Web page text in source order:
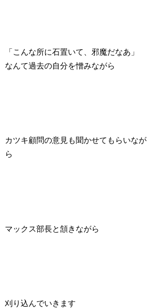
「こんな所に石置いて、邪魔だなあ」
なんて過去の自分を憎みながら
カツキ顧問の意見も聞かせてもらいなが
ら
マックス部長と頷きながら
刈り込んでいきます